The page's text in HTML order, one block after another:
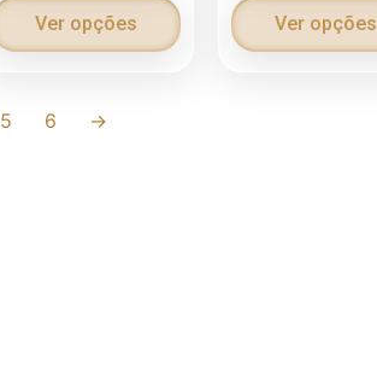
Ver opções Ver opções
5 6 →